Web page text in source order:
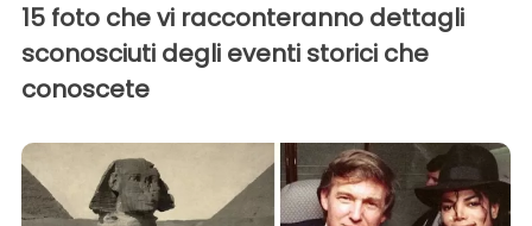
15 foto che vi racconteranno dettagli
sconosciuti degli eventi storici che
conoscete